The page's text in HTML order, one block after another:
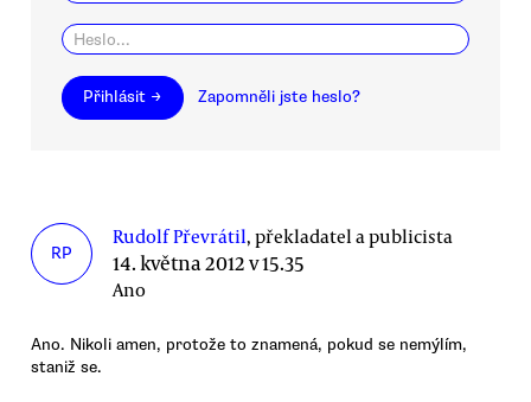
Přihlásit → Zapomněli jste heslo?
RP
Rudolf Převrátil, překladatel a publicista
14. května 2012 v 15.35
Ano
Ano. Nikoli amen, protože to znamená, pokud se nemýlím,
staniž se.